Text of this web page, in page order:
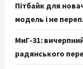
Пітбайк для
модель і не
МиГ-31:
радянського